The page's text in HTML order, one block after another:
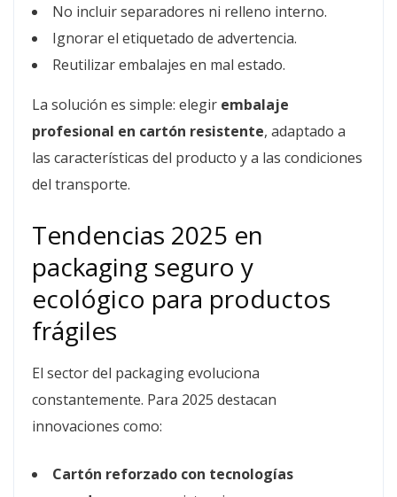
No incluir separadores ni relleno interno.
Ignorar el etiquetado de advertencia.
Reutilizar embalajes en mal estado.
La solución es simple: elegir embalaje
profesional en cartón resistente, adaptado a
las características del producto y a las condiciones
del transporte.
Tendencias 2025 en
packaging seguro y
ecológico para productos
frágiles
El sector del packaging evoluciona
constantemente. Para 2025 destacan
innovaciones como:
Cartón reforzado con tecnologías